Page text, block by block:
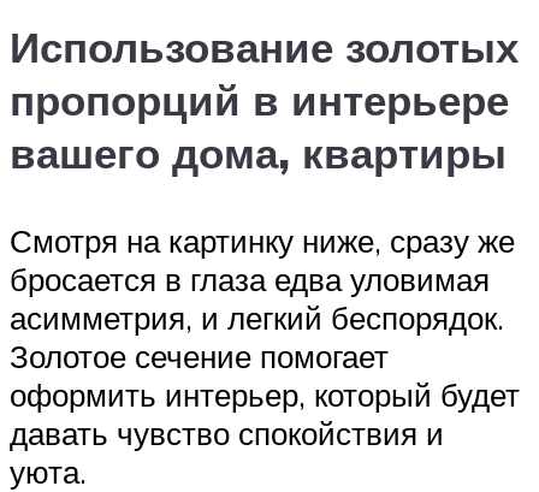
Использование золотых
пропорций в интерьере
вашего дома, квартиры
Смотря на картинку ниже, сразу же
бросается в глаза едва уловимая
асимметрия, и легкий беспорядок.
Золотое сечение помогает
оформить интерьер, который будет
давать чувство спокойствия и
уюта.